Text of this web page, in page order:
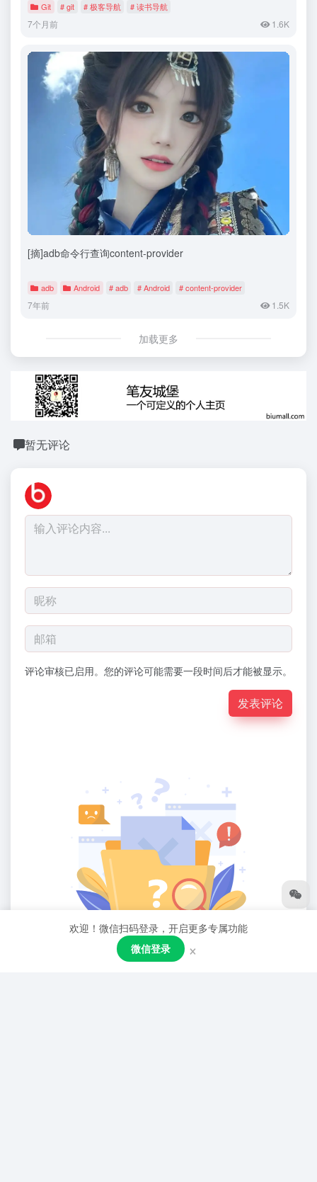
Git # git # 极客导航 # 读书导航
7个月前 1.6K
[摘]adb命令行查询content-provider
adb Android # adb # Android # content-provider
7年前 1.5K
加载更多
暂无评论
评论审核已启用。您的评论可能需要一段时间后才能被显示。
发表评论
欢迎！微信扫码登录，开启更多专属功能
微信登录
×